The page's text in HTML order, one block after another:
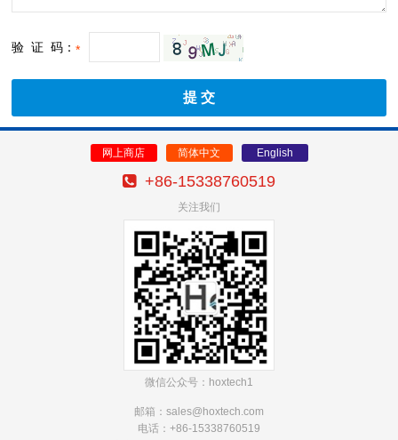
验 证 码：*
网上商店 简体中文 English
+86-15338760519
关注我们
微信公众号：hoxtech1
邮箱：sales@hoxtech.com
电话：+86-15338760519